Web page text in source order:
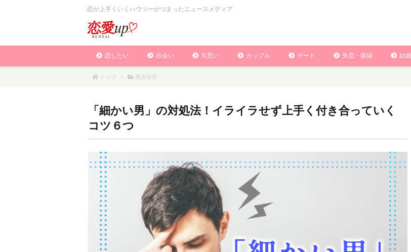
恋が上手くいくハウツーがつまったニュースメディア
恋したい 出会い 片思い カップル デート 失恋・復縁 結婚
トップ > 男女研究
「細かい男」の対処法！イライラせず上手く付き合っていく
コツ６つ